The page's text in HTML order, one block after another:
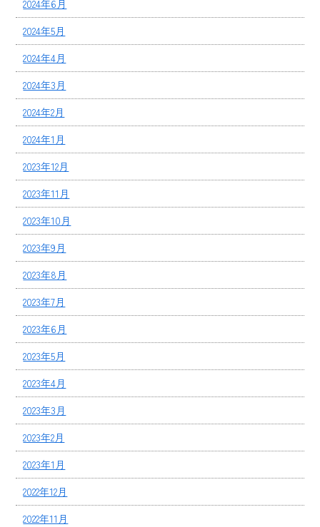
2024年6月
2024年5月
2024年4月
2024年3月
2024年2月
2024年1月
2023年12月
2023年11月
2023年10月
2023年9月
2023年8月
2023年7月
2023年6月
2023年5月
2023年4月
2023年3月
2023年2月
2023年1月
2022年12月
2022年11月